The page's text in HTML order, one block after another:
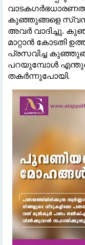
കുഞ്ഞുങ്ങളെ
അവർ വാദിച്ചു.
മാറ്റാൻ കോടതി
പ്രസവിച്ച
പറയുമ്പോള്‍
തകർന്നുപോയി.